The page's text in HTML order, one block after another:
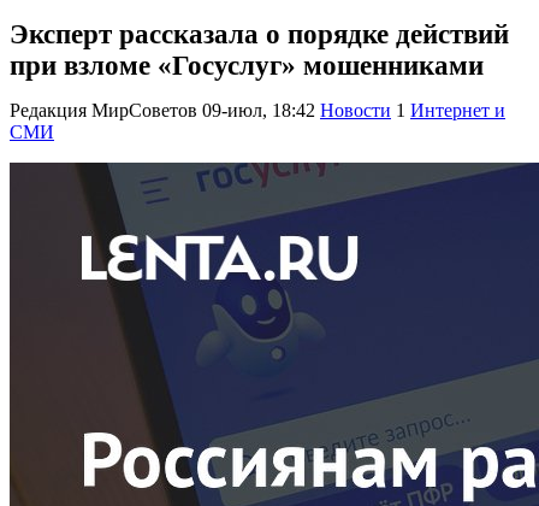
Эксперт рассказала о порядке действий
при взломе «Госуслуг» мошенниками
Редакция МирСоветов 09-июл, 18:42 Новости 1 Интернет и
СМИ